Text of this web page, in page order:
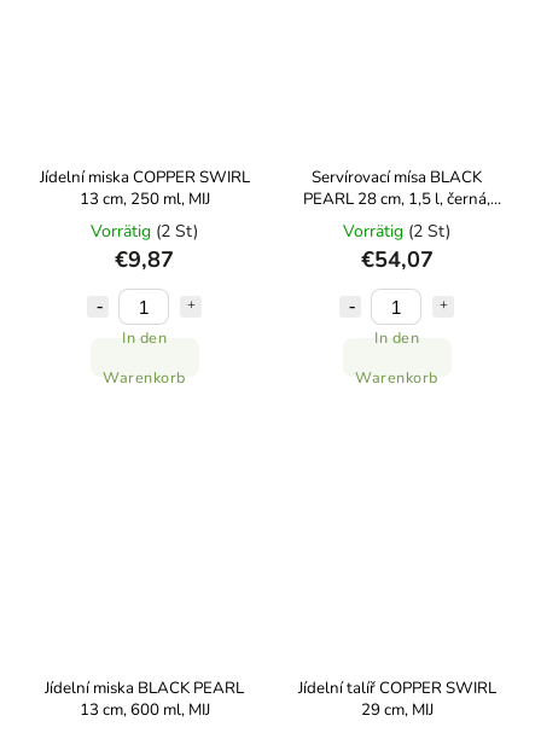
Jídelní miska COPPER SWIRL
13 cm, 250 ml, MIJ
Vorrätig (2 St)
€9,87
In den
Warenkorb
Servírovací mísa BLACK
PEARL 28 cm, 1,5 l, černá,
keramika, MIJ
Vorrätig (2 St)
€54,07
In den
Warenkorb
Jídelní miska BLACK PEARL
13 cm, 600 ml, MIJ
Jídelní talíř COPPER SWIRL
29 cm, MIJ